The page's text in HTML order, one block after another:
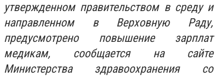
утвержденном правительством в среду и
направленном в Верховную Раду,
предусмотрено повышение зарплат
медикам, сообщается на сайте
Министерства здравоохранения со